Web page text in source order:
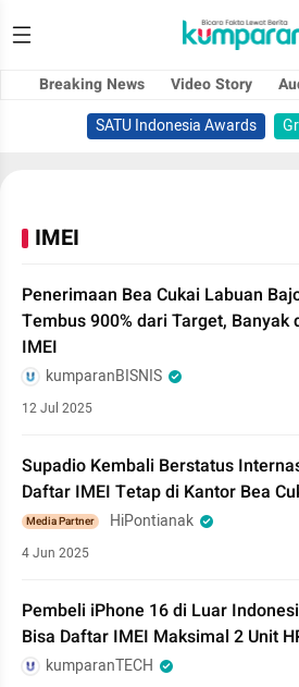
Breaking News Video Story
SATU Indonesia Awards
IMEI
Penerimaan Bea Cukai Labuan
Tembus 900% dari Target, Banyak
IMEI
kumparanBISNIS
12 Jul 2025
Supadio Kembali Berstatus
Daftar IMEI Tetap di Kantor Bea
Media Partner HiPontianak
4 Jun 2025
Pembeli iPhone 16 di Luar
Bisa Daftar IMEI Maksimal 2 Unit
kumparanTECH